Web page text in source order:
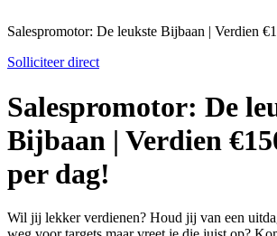
Salespromotor: De leukste Bijbaan | Verdien
Solliciteer direct
Salespromotor: De
Bijbaan | Verdien
per dag!
Wil jij lekker verdienen? Houd jij van een